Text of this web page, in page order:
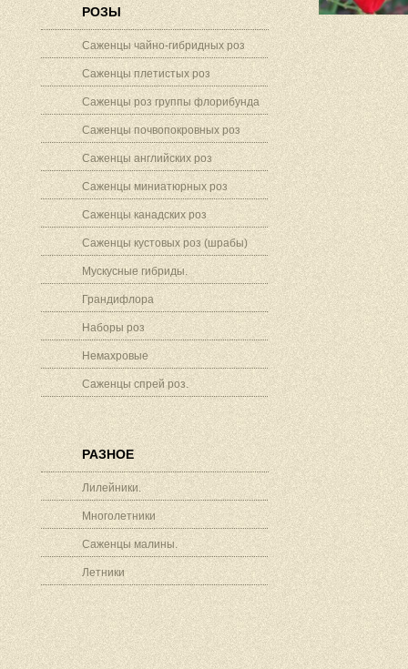
РОЗЫ
Саженцы чайно-гибридных роз
Саженцы плетистых роз
Саженцы роз группы флорибунда
Саженцы почвопокровных роз
Саженцы английских роз
Саженцы миниатюрных роз
Саженцы канадских роз
Саженцы кустовых роз (шрабы)
Мускусные гибриды.
Грандифлора
Наборы роз
Немахровые
Саженцы спрей роз.
РАЗНОЕ
Лилейники.
Многолетники
Саженцы малины.
Летники